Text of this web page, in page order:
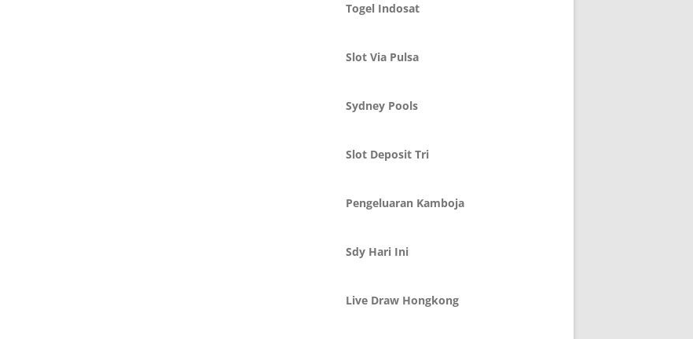
Togel Indosat
Slot Via Pulsa
Sydney Pools
Slot Deposit Tri
Pengeluaran Kamboja
Sdy Hari Ini
Live Draw Hongkong